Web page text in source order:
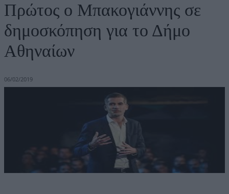
Πρώτος ο Μπακογιάννης σε
δημοσκόπηση για το Δήμο
Αθηναίων
06/02/2019